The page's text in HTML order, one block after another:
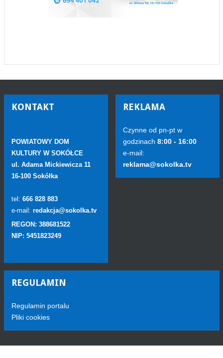
KONTAKT
POWIATOWY DOM
KULTURY W SOKÓŁCE
ul. Adama Mickiewicza 11
16-100 Sokółka
tel: 666 828 883
e-mail: redakcja@sokolka.tv
REGON: 388681522
NIP: 5451823249
REKLAMA
Czynne od pn-pt w
godzinach 8:00 - 16:00
e-mail:
reklama@sokolka.tv
REGULAMIN
Regulamin portalu
Pliki cookies